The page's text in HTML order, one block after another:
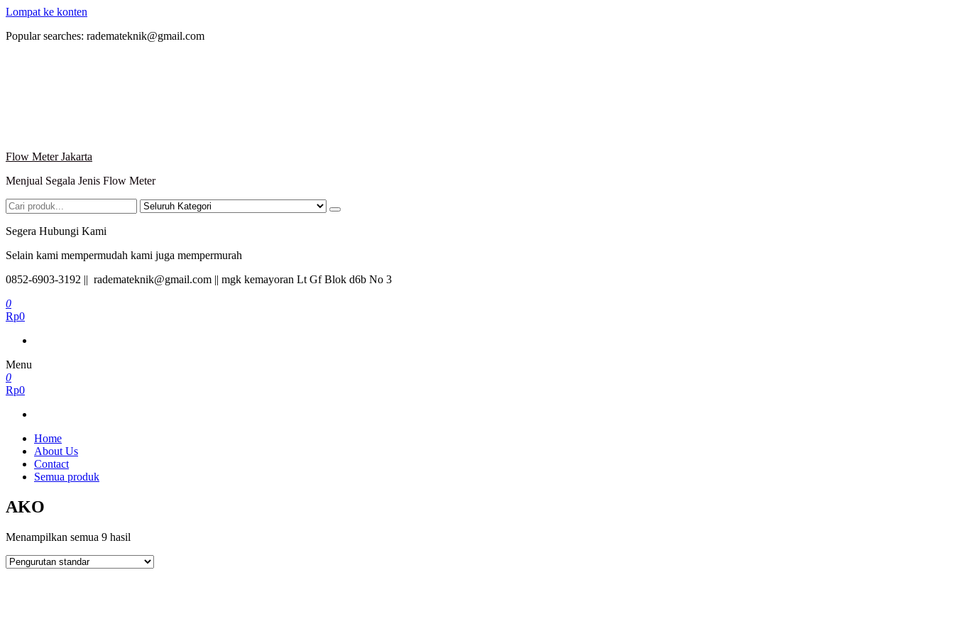
Lompat ke konten
Popular searches: rademateknik@gmail.com
Flow Meter Jakarta
Menjual Segala Jenis Flow Meter
Segera Hubungi Kami
Selain kami mempermudah kami juga mempermurah
0852-6903-3192 || rademateknik@gmail.com || mgk kemayoran Lt Gf Blok d6b No 3
0
Rp0
Menu
0
Rp0
Home
About Us
Contact
Semua produk
AKO
Menampilkan semua 9 hasil